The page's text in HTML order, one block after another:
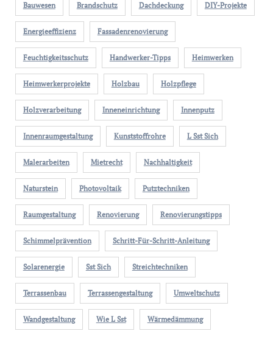
Bauwesen Brandschutz Dachdeckung DIY-Projekte
Energieeffizienz Fassadenrenovierung
Feuchtigkeitsschutz Handwerker-Tipps Heimwerken
Heimwerkerprojekte Holzbau Holzpflege
Holzverarbeitung Inneneinrichtung Innenputz
Innenraumgestaltung Kunststoffrohre L Sst Sich
Malerarbeiten Mietrecht Nachhaltigkeit
Naturstein Photovoltaik Putztechniken
Raumgestaltung Renovierung Renovierungstipps
Schimmelprävention Schritt-Für-Schritt-Anleitung
Solarenergie Sst Sich Streichtechniken
Terrassenbau Terrassengestaltung Umweltschutz
Wandgestaltung Wie L Sst Wärmedämmung